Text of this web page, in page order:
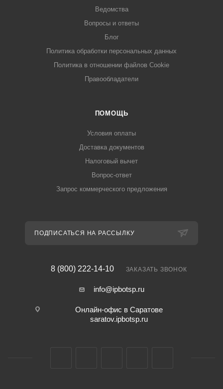
Ведомства
Вопросы и ответы
Блог
Политика обработки персональных данных
Политика в отношении файлов Cookie
Правообладатели
ПОМОЩЬ
Условия оплаты
Доставка документов
Налоговый вычет
Вопрос-ответ
Запрос коммерческого предложения
ПОДПИСАТЬСЯ НА РАССЫЛКУ
8 (800) 222-14-10 ЗАКАЗАТЬ ЗВОНОК
info@ipbotsp.ru
Онлайн-офис в Саратове
saratov.ipbotsp.ru